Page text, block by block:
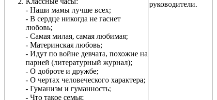
- Наши мамы лучше всех;
- В сердце никогда не гаснет
любовь;
- Самая милая, самая любимая;
- Материнская любовь;
- Идут по войне девчата, похожие на
парней (литературный журнал);
- О доброте и дружбе;
- О чертах человеческого характера;
- Гуманизм и гуманность;
- Что такое семья;
руководители.